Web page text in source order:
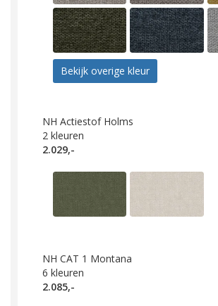
Bekijk overige kleur
NH Actiestof Holms
2 kleuren
2.029,-
NH CAT 1 Montana
6 kleuren
2.085,-